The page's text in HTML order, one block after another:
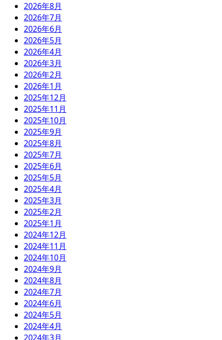
2026年8月
2026年7月
2026年6月
2026年5月
2026年4月
2026年3月
2026年2月
2026年1月
2025年12月
2025年11月
2025年10月
2025年9月
2025年8月
2025年7月
2025年6月
2025年5月
2025年4月
2025年3月
2025年2月
2025年1月
2024年12月
2024年11月
2024年10月
2024年9月
2024年8月
2024年7月
2024年6月
2024年5月
2024年4月
2024年3月